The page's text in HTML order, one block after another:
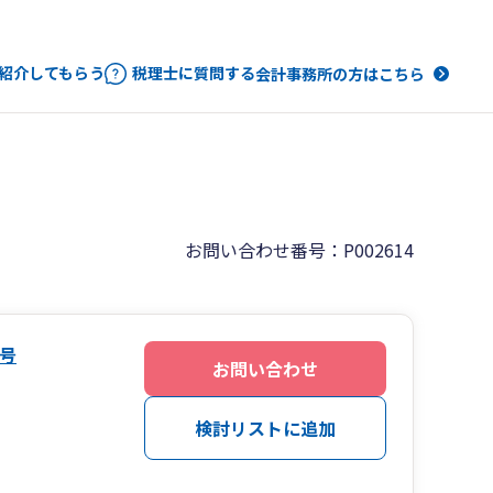
介してもらう 税理士に質問する会計事務所の方はこちら
お問い合わせ番号：P002614
お問い合わせ
検討リストに追加